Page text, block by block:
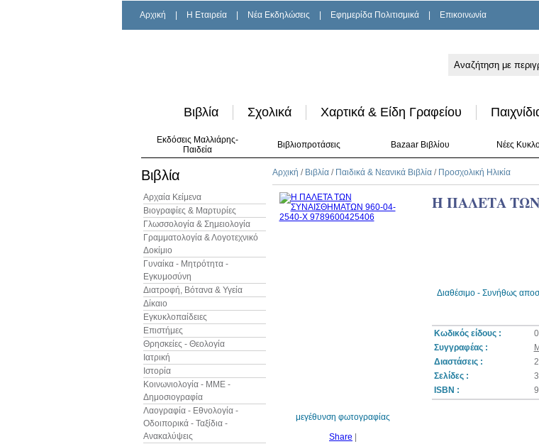
Αρχική H Εταιρεία Νέα Εκδηλώσεις Εφημερίδα Πολιτισμικά Επικοινωνία
Βιβλία Σχολικά Χαρτικά & Είδη Γραφείου
Εκδόσεις Μαλλιάρης-
Παιδεία
Βιβλιοπροτάσεις Bazaar Βιβλίου Νέες
Βιβλία
Αρχαία Κείμενα
Βιογραφίες & Μαρτυρίες
Γλωσσολογία & Σημειολογία
Γραμματολογία & Λογοτεχνικό
Δοκίμιο
Γυναίκα - Μητρότητα -
Εγκυμοσύνη
Διατροφή, Βότανα & Υγεία
Δίκαιο
Εγκυκλοπαίδειες
Επιστήμες
Θρησκείες - Θεολογία
Ιατρική
Ιστορία
Κοινωνιολογία - ΜΜΕ -
Δημοσιογραφία
Λαογραφία - Εθνολογία -
Οδοιπορικά - Ταξίδια -
Ανακαλύψεις
Αρχική / Βιβλία / Παιδικά & Νεανικά Βιβλία / Προσχολική Ηλικία
μεγέθυνση φωτογραφίας
Share
Η ΠΑΛΕΤΑ
Διαθέσιμο - Συνήθως
Κωδικός είδους :
Συγγραφέας :
Διαστάσεις :
Σελίδες :
ISBN :